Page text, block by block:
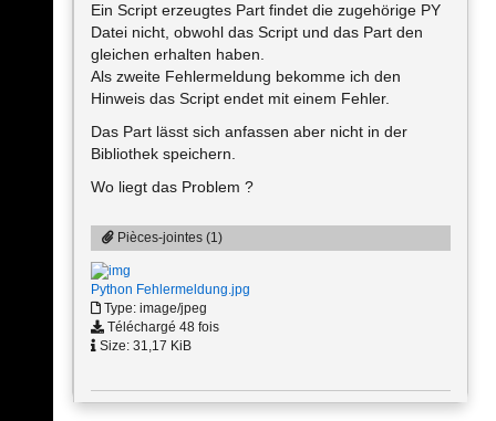
Ein Script erzeugtes Part findet die zugehörige PY
Datei nicht, obwohl das Script und das Part den
gleichen erhalten haben.
Als zweite Fehlermeldung bekomme ich den
Hinweis das Script endet mit einem Fehler.
Das Part lässt sich anfassen aber nicht in der
Bibliothek speichern.
Wo liegt das Problem ?
Pièces-jointes (1)
Python Fehlermeldung.jpg
Type: image/jpeg
Téléchargé 48 fois
Size: 31,17 KiB